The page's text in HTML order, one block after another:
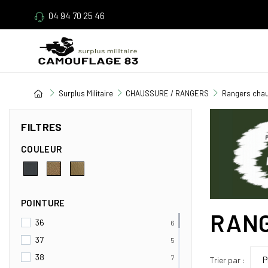
04 94 70 25 46
Surplus Militaire CHAUSSURE / RANGERS Rangers
FILTRES
COULEUR
POINTURE
36 6
37 5
38 7 Trier par :